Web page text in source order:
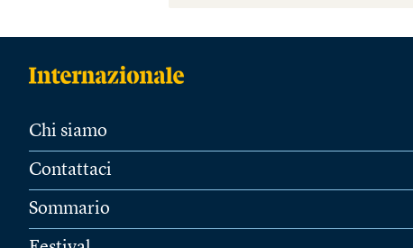
Chi siamo
Contattaci
Sommario